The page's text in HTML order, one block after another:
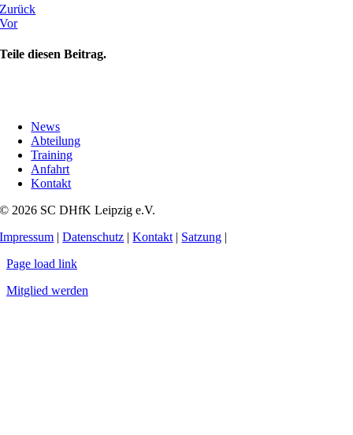
Zurück
Vor
Teile diesen Beitrag.
News
Abteilung
Training
Anfahrt
Kontakt
© 2026 SC DHfK Leipzig e.V.
Impressum |Datenschutz |Kontakt | Satzung |
Page load link
Mitglied werden